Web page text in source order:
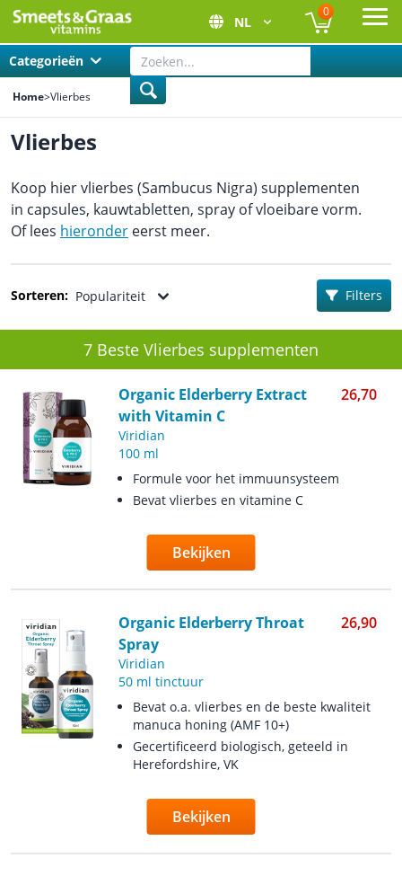
NL
0
Categorieën
Home>Vlierbes
Vlierbes
Sorteren: Populariteit Filters
7 Beste Vlierbes supplementen
Organic Elderberry Extract
with Vitamin C
26,70
Viridian
100 ml
Formule voor het immuunsysteem
Bevat vlierbes en vitamine C
Bekijken
Organic Elderberry Throat
Spray
26,90
Viridian
50 ml tinctuur
Bevat o.a. vlierbes en de beste kwaliteit
manuca honing (AMF 10+)
Gecertificeerd biologisch, geteeld in
Herefordshire, VK
Bekijken
Koop hier vlierbes (Sambucus Nigra) supplementen
in capsules, kauwtabletten, spray of vloeibare vorm.
Of lees hieronder eerst meer.